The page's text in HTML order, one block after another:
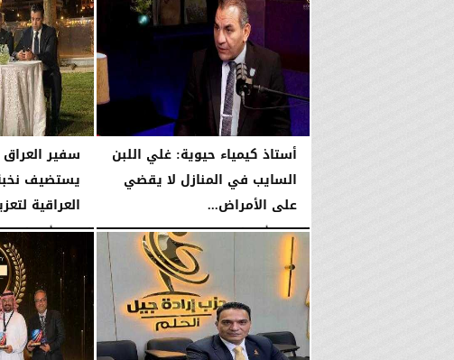
أستاذ كيمياء حيوية: غلي اللبن
السايب في المنازل لا يقضي
على الأمراض...
الإثنين، 3 أغسطس 2026 10:25 مـ
سفير
يستضيف نخبة
العراقية
الإثنين، 3 أغسطس 2026